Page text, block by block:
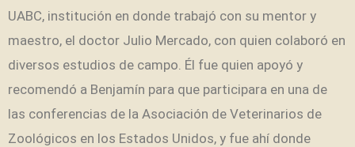
UABC, institución en donde trabajó con su mentor y
maestro, el doctor Julio Mercado, con quien colaboró en
diversos estudios de campo. Él fue quien apoyó y
recomendó a Benjamín para que participara en una de
las conferencias de la Asociación de Veterinarios de
Zoológicos en los Estados Unidos, y fue ahí donde